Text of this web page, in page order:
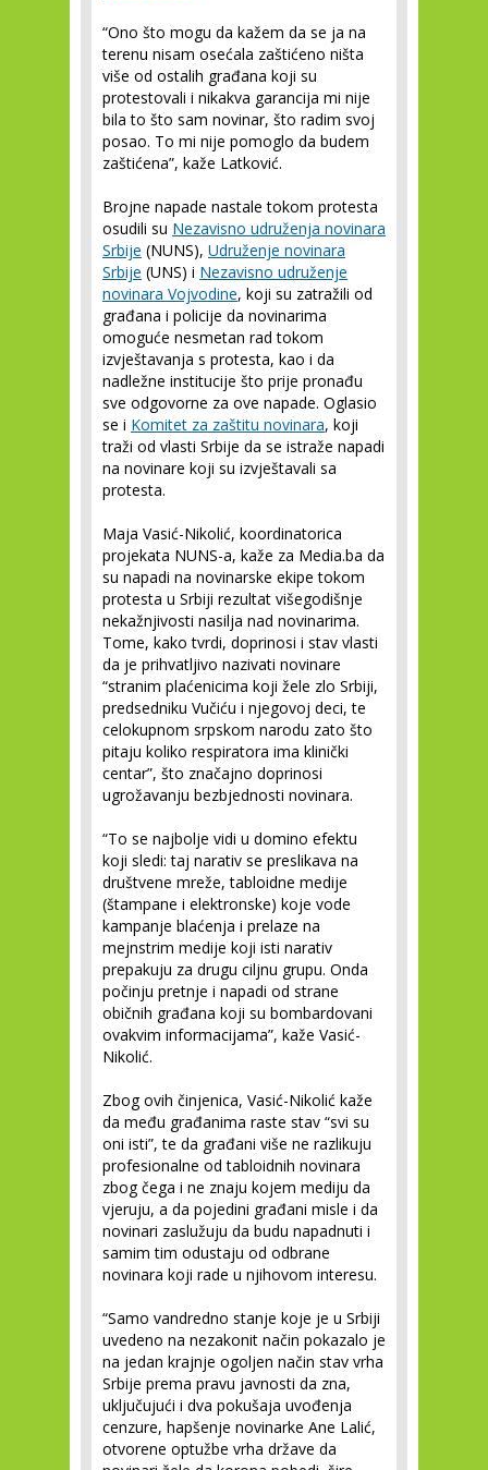
“Ono što mogu da kažem da se ja na
terenu nisam osećala zaštićeno ništa
više od ostalih građana koji su
protestovali i nikakva garancija mi nije
bila to što sam novinar, što radim svoj
posao. To mi nije pomoglo da budem
zaštićena”, kaže Latković.
Brojne napade nastale tokom protesta
osudili su Nezavisno udruženja novinara
Srbije (NUNS), Udruženje novinara
Srbije (UNS) i Nezavisno udruženje
novinara Vojvodine, koji su zatražili od
građana i policije da novinarima
omoguće nesmetan rad tokom
izvještavanja s protesta, kao i da
nadležne institucije što prije pronađu
sve odgovorne za ove napade. Oglasio
se i Komitet za zaštitu novinara, koji
traži od vlasti Srbije da se istraže napadi
na novinare koji su izvještavali sa
protesta.
Maja Vasić-Nikolić, koordinatorica
projekata NUNS-a, kaže za Media.ba da
su napadi na novinarske ekipe tokom
protesta u Srbiji rezultat višegodišnje
nekažnjivosti nasilja nad novinarima.
Tome, kako tvrdi, doprinosi i stav vlasti
da je prihvatljivo nazivati novinare
“stranim plaćenicima koji žele zlo Srbiji,
predsedniku Vučiću i njegovoj deci, te
celokupnom srpskom narodu zato što
pitaju koliko respiratora ima klinički
centar”, što značajno doprinosi
ugrožavanju bezbjednosti novinara.
“To se najbolje vidi u domino efektu
koji sledi: taj narativ se preslikava na
društvene mreže, tabloidne medije
(štampane i elektronske) koje vode
kampanje blaćenja i prelaze na
mejnstrim medije koji isti narativ
prepakuju za drugu ciljnu grupu. Onda
počinju pretnje i napadi od strane
običnih građana koji su bombardovani
ovakvim informacijama”, kaže Vasić-
Nikolić.
Zbog ovih činjenica, Vasić-Nikolić kaže
da među građanima raste stav “svi su
oni isti”, te da građani više ne razlikuju
profesionalne od tabloidnih novinara
zbog čega i ne znaju kojem mediju da
vjeruju, a da pojedini građani misle i da
novinari zaslužuju da budu napadnuti i
samim tim odustaju od odbrane
novinara koji rade u njihovom interesu.
“Samo vandredno stanje koje je u Srbiji
uvedeno na nezakonit način pokazalo je
na jedan krajnje ogoljen način stav vrha
Srbije prema pravu javnosti da zna,
uključujući i dva pokušaja uvođenja
cenzure, hapšenje novinarke Ane Lalić,
otvorene optužbe vrha države da